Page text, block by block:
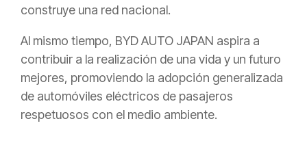
construye una red nacional.
Al mismo tiempo, BYD AUTO JAPAN aspira a
contribuir a la realización de una vida y un futuro
mejores, promoviendo la adopción generalizada
de automóviles eléctricos de pasajeros
respetuosos con el medio ambiente.